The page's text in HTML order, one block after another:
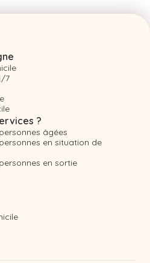
7
?
âgées
en situation de
en sortie